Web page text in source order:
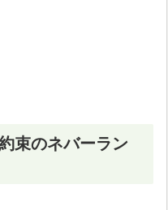
束のネバーラン